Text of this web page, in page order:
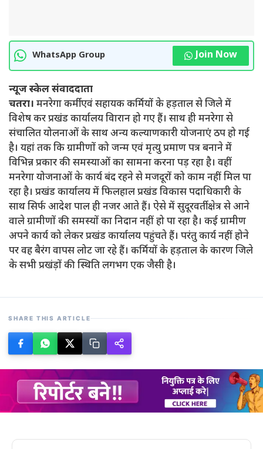
WhatsApp Group Join Now
न्यूज स्केल संवाददाता
चतरा। मनरेगा कर्मी एवं सहायक कर्मियों के हड़ताल से जिले में
विशेष कर प्रखंड कार्यालय विारान हो गए हैं। साथ ही मनरेगा से
संचालित योलनाओं के साथ अन्य कल्याणकारी योजनाएं ठप हो गई
है। यहां तक कि ग्रामीणों को जन्म एवं मृत्यु प्रमाण पत्र बनाने में
विभिन्न प्रकार की समस्याओं का सामना करना पड़ रहा है। वहीं
मनरेगा योजनाओं के कार्य बंद रहने से मजदूरों को काम नहीं मिल पा
रहा है। प्रखंड कार्यालय में फिलहाल प्रखंड विकास पदाधिकारी के
साथ सिर्फ आदेश पाल ही नजर आते हैं। ऐसे में सुदूरवर्ती क्षेत्र से आने
वाले ग्रामीणों की समस्यों का निदान नहीं हो पा रहा है। कई ग्रामीण
अपने कार्य को लेकर प्रखंड कार्यालय पहुंचते हैं। परंतु कार्य नहीं होने
पर वह बैरंग वापस लोट जा रहे हैं। कर्मियों के हड़ताल के कारण जिले
के सभी प्रखंड़ों की स्थिति लगभग एक जैसी है।
SHARE THIS ARTICLE